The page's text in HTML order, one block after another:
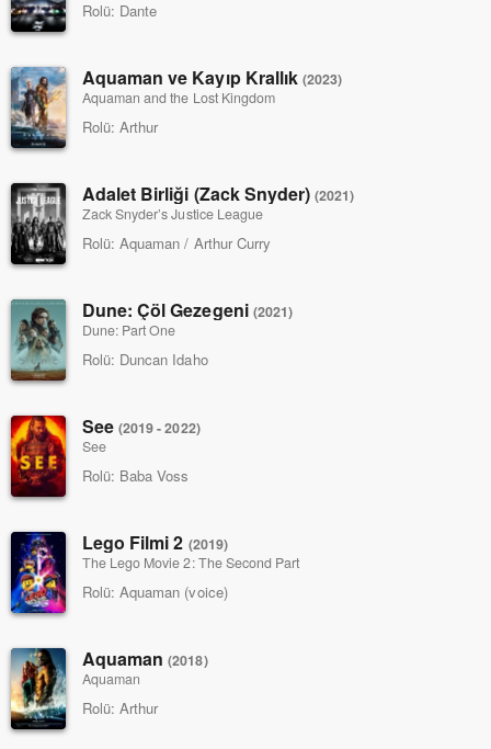
Rolü: Dante
Aquaman ve Kayıp Krallık (2023)
Aquaman and the Lost Kingdom
Rolü: Arthur
Adalet Birliği (Zack Snyder)(2021)
Zack Snyder’s Justice League
Rolü: Aquaman / Arthur Curry
Dune: Çöl Gezegeni (2021)
Dune: Part One
Rolü: Duncan Idaho
See(2019 - 2022)
See
Rolü: Baba Voss
Lego Filmi 2 (2019)
The Lego Movie 2: The Second Part
Rolü: Aquaman (voice)
Aquaman(2018)
Aquaman
Rolü: Arthur